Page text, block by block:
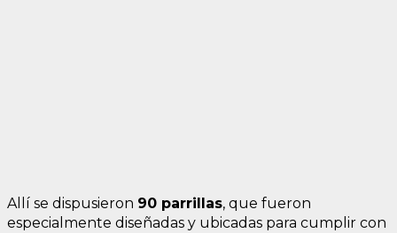
Allí se dispusieron 90 parrillas, que fueron
especialmente diseñadas y ubicadas para cumplir con